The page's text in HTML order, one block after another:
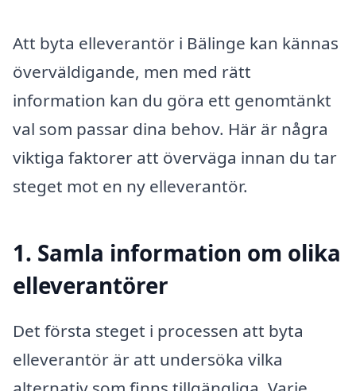
Att byta elleverantör i Bälinge kan kännas
överväldigande, men med rätt
information kan du göra ett genomtänkt
val som passar dina behov. Här är några
viktiga faktorer att överväga innan du tar
steget mot en ny elleverantör.
1. Samla information om olika
elleverantörer
Det första steget i processen att byta
elleverantör är att undersöka vilka